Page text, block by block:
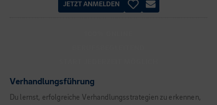
JETZT ANMELDEN
Verhandlungsführung
Du lernst, erfolgreiche Verhandlungsstrategien zu erkennen,